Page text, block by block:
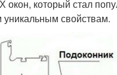
окон, который стал
уникальным свойствам.